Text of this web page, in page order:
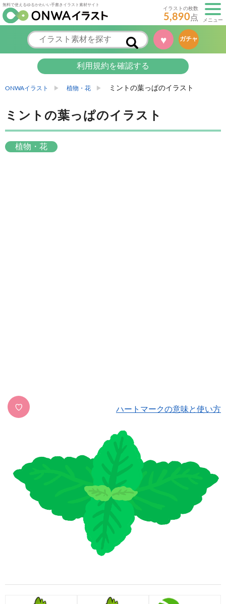
無料で使えるゆるかわいい手書きイラスト素材サイト
イラストの枚数
5,890点 メニュー
♥ ガチャ
利用規約を確認する
ONWAイラスト 植物・花 ミントの葉っぱのイラスト
ミントの葉っぱのイラスト
植物・花
♡ ハートマークの意味と使い方